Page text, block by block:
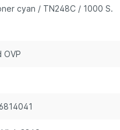
cyan / TN248C / 1000 S.
OVP